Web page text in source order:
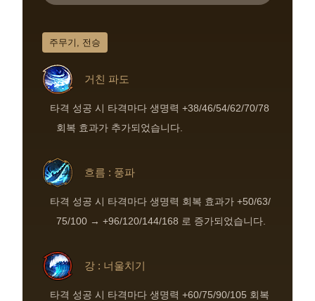
주무기, 전승
거친 파도
타격 성공 시 타격마다 생명력 +38/46/54/62/70/78
회복 효과가 추가되었습니다.
흐름 : 풍파
타격 성공 시 타격마다 생명력 회복 효과가 +50/63/
75/100 → +96/120/144/168 로 증가되었습니다.
강 : 너울치기
타격 성공 시 타격마다 생명력 +60/75/90/105 회복